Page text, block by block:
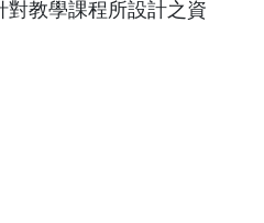
教學課程所設計之資